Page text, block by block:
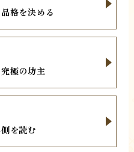
格を決める
極の坊主
を読む